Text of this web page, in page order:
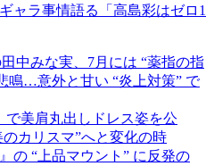
ャラ事情語る「高島彩はゼロ1
田中みな実、7月には “薬指の指
鳴…意外と甘い “炎上対策” で
で美肩丸出しドレス姿を公
カリスマ”へと変化の時
の “上品マウント” に反発の